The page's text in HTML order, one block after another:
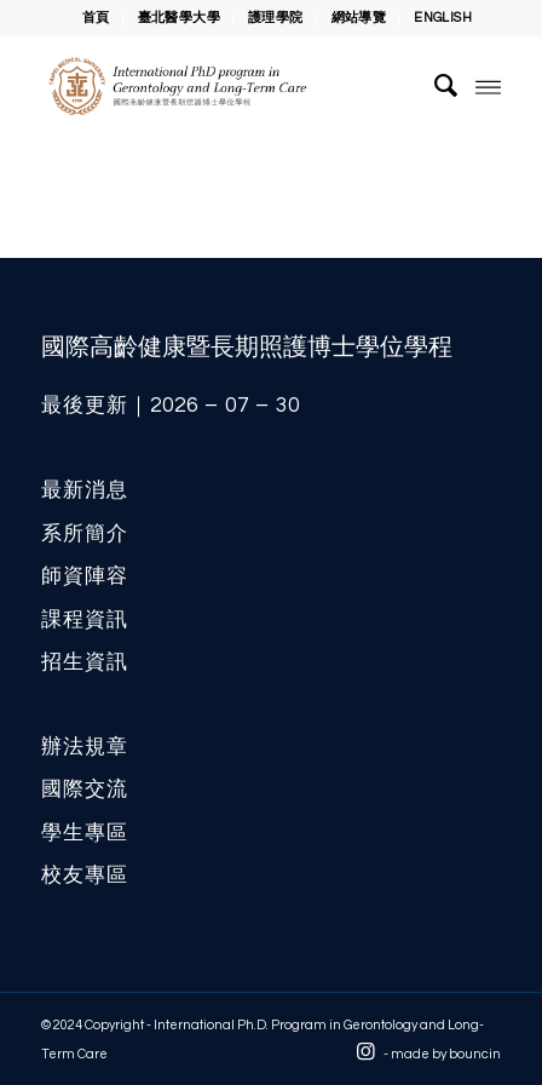
首頁 臺北醫學大學 護理學院 網站導覽 ENGLISH
國際高齡健康暨長期照護博士學位學程
最後更新｜2026 – 07 – 30
最新消息
系所簡介
師資陣容
課程資訊
招生資訊
辦法規章
國際交流
學生專區
校友專區
© 2024 Copyright - International Ph.D. Program in Gerontology and Long-
Term Care - made by bouncin